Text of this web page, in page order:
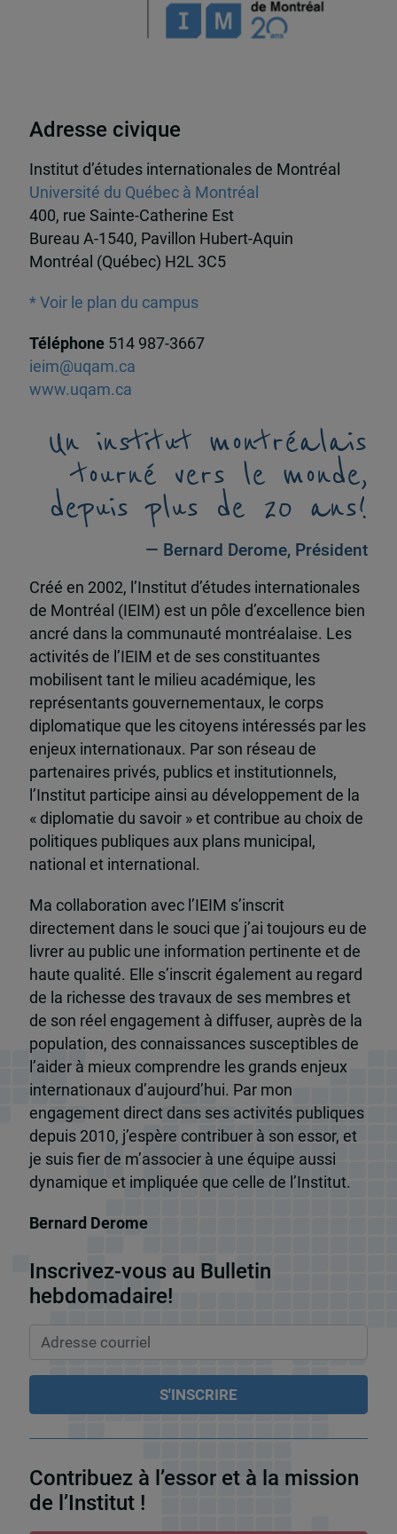
Adresse civique
Institut d’études internationales de Montréal
Université du Québec à Montréal
400, rue Sainte-Catherine Est
Bureau A-1540, Pavillon Hubert-Aquin
Montréal (Québec) H2L 3C5
* Voir le plan du campus
Téléphone 514 987-3667
ieim@uqam.ca
www.uqam.ca
Un institut montréalais
tourné vers le monde,
depuis plus de 20 ans!
— Bernard Derome, Président
Créé en 2002, l’Institut d’études internationales
de Montréal (IEIM) est un pôle d’excellence bien
ancré dans la communauté montréalaise. Les
activités de l’IEIM et de ses constituantes
mobilisent tant le milieu académique, les
représentants gouvernementaux, le corps
diplomatique que les citoyens intéressés par les
enjeux internationaux. Par son réseau de
partenaires privés, publics et institutionnels,
l’Institut participe ainsi au développement de la
« diplomatie du savoir » et contribue au choix de
politiques publiques aux plans municipal,
national et international.
Ma collaboration avec l’IEIM s’inscrit
directement dans le souci que j’ai toujours eu de
livrer au public une information pertinente et de
haute qualité. Elle s’inscrit également au regard
de la richesse des travaux de ses membres et
de son réel engagement à diffuser, auprès de la
population, des connaissances susceptibles de
l’aider à mieux comprendre les grands enjeux
internationaux d’aujourd’hui. Par mon
engagement direct dans ses activités publiques
depuis 2010, j’espère contribuer à son essor, et
je suis fier de m’associer à une équipe aussi
dynamique et impliquée que celle de l’Institut.
Bernard Derome
Inscrivez-vous au Bulletin
hebdomadaire!
Contribuez à l’essor et à la mission
de l’Institut !